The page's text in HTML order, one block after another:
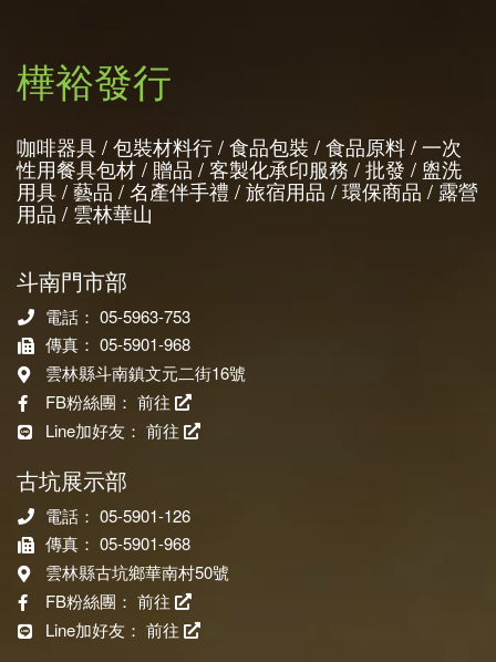
樺裕發行
咖啡器具 / 包裝材料行 / 食品包裝 / 食品原料 / 一次
性用餐具包材 / 贈品 / 客製化承印服務 / 批發 / 盥洗
用具 / 藝品 / 名產伴手禮 / 旅宿用品 / 環保商品 / 露營
用品 / 雲林華山
斗南門市部
電話： 05-5963-753
傳真： 05-5901-968
雲林縣斗南鎮文元二街16號
FB粉絲團： 前往
Line加好友： 前往
古坑展示部
電話： 05-5901-126
傳真： 05-5901-968
雲林縣古坑鄉華南村50號
FB粉絲團： 前往
Line加好友： 前往